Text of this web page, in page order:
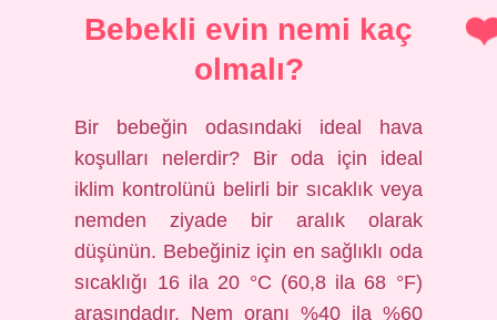
Bebekli evin nemi kaç
olmalı?
Bir bebeğin odasındaki ideal hava
koşulları nelerdir? Bir oda için ideal
iklim kontrolünü belirli bir sıcaklık veya
nemden ziyade bir aralık olarak
düşünün. Bebeğiniz için en sağlıklı oda
sıcaklığı 16 ila 20 °C (60,8 ila 68 °F)
arasındadır. Nem oranı %40 ila %60